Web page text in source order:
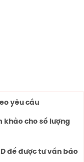
yêu cầu
cho số lượng
để được tư vấn báo